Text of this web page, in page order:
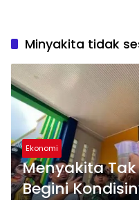
Minyakita tidak
Ekonomi
Menyakita
Begini